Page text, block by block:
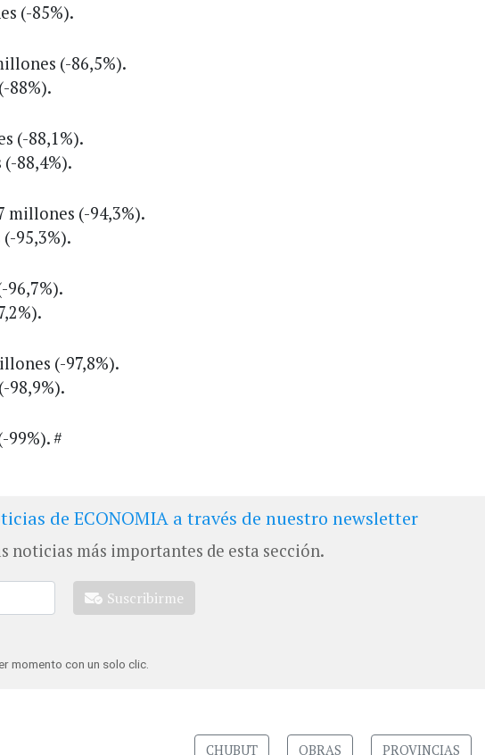
(-85%).
(-86,5%).
88%).
(-88,1%).
88,4%).
millones (-94,3%).
95,3%).
96,7%).
(-97,8%).
98,9%).
99%). #
de ECONOMIA a través de nuestro newsletter
noticias más importantes de esta sección.
Suscribirme
momento con un solo clic.
CHUBUT OBRAS PROVINCIAS